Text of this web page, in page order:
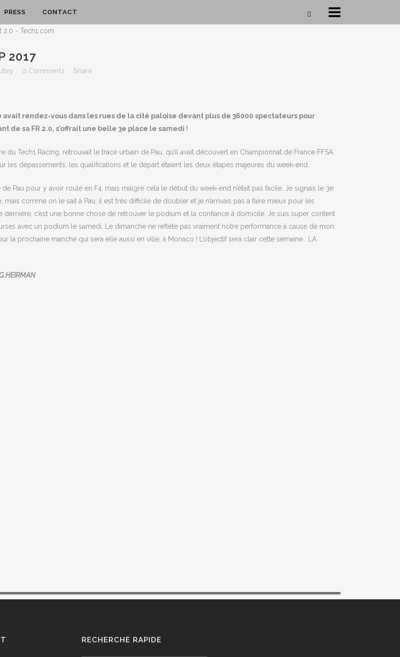
PRESS CONTACT
2017
0 Comments Share
avait rendez-vous dans les rues de la cité paloise devant plus de 36000 spectateurs pour
de sa FR 2.0, s’offrait une belle 3e place le samedi !
Tech1 Racing, retrouvait le tracé urbain de Pau, qu’il avait découvert en Championnat de France FFSA
les dépassements, les qualifications et le départ étaient les deux étapes majeures du week-end.
Pau pour y avoir roulé en F4, mais malgré cela le début du week-end n’était pas facile. Je signais le 3e
comme on le sait à Pau, il est très difficile de doubler et je n’arrivais pas à faire mieux pour les
c’est une bonne chose de retrouver le podium et la confiance à domicile. Je suis super content
avec un podium le samedi. Le dimanche ne reflète pas vraiment notre performance à cause de mon
la prochaine manche qui sera elle aussi en ville, à Monaco ! L’objectif sera clair cette semaine : LA
RECHERCHE RAPIDE